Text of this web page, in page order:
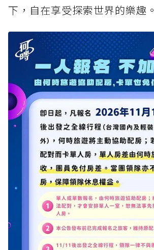
下，自在享受探索世界的樂趣。